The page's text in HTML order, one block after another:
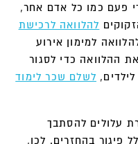
פעם כמו כל אדם אחר,
להלוואה לרכישת
להלוואה למימון אירוע
ההלוואה כדי לסגור
לשלם שכר לימוד
עלולים להסתבך
פיגור בהחזרים. לכן,